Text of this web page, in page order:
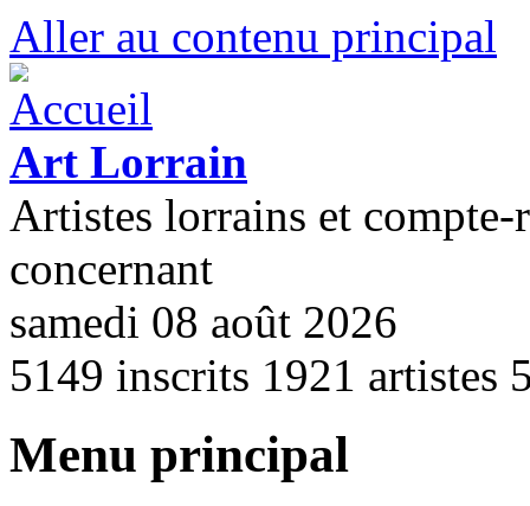
Aller au contenu principal
Art Lorrain
Artistes lorrains et compte-
concernant
samedi 08 août 2026
5149 inscrits 1921 artistes
Menu principal